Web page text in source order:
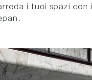
i tuoi spazi con il